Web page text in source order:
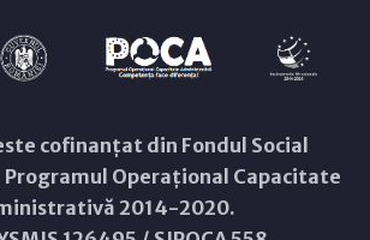
cofinanțat din Fondul Social
Programul Operațional Capacitate
2014-2020.